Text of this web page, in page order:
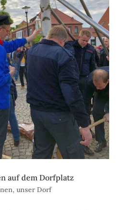
auf dem Dorfplatz
, unser Dorf